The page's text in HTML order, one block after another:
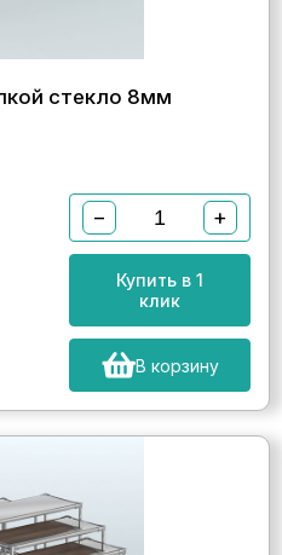
стекло 8мм
− +
Купить в 1
клик
В корзину